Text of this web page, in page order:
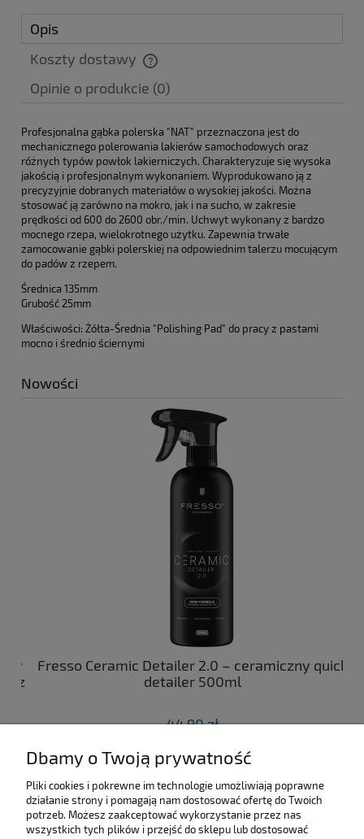
Opis
Koszty dostawy
Cena nie zawiera ewentualnych kosztów płatności
Opinie o produkcie (0)
Profesjonalna gąbka polerska "NAT" przeznaczona jest do
mechanicznego polerowania lakierów samochodowych oraz
różnych typów powłok lakierniczych. Charakteryzuje się wysoka
jakością i profesjonalnym wykonaniem. Wyprodukowano ją z
precyzyjnie dobranych materiałów o wysokiej jakości. Można
stosować ją zarówno na mokro, jak i na sucho, w zakresie
prędkości od 600 do 2600 obr./min. Uchwyt wykonany z bardzo
mocnego rzepa, wielokrotnego użytku. Zapewnia trwałe
zamocowanie gąbki polerskiej na odpowiednim talerzu mocującym
do padów z rzepem.
Średnica 135mm
Grubość 25mm
Właściwości: Żółta-Średnia "Polishing Pad" do pracy z pastami
mocno i średnio ściernymi
Nowości
Fresso Ceramic Detailer 2.0 – ceramiczny quick
detailer 500ml
44,90 zł
do koszyka
SKLEP
Dbamy o Twoją prywatność
Pliki cookies i pokrewne im technologie umożliwiają poprawne
działanie strony i pomagają nam dostosować ofertę do Twoich
potrzeb. Możesz zaakceptować wykorzystanie przez nas
wszystkich tych plików i przejść do sklepu lub dostosować